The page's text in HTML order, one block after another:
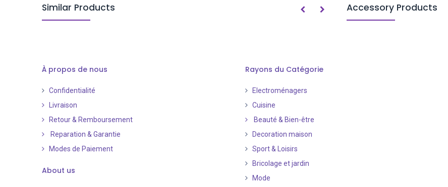
Similar Products Accessory Products
À propos de nous
Confidentialité
Livraison
Retour & Remboursement
Reparation & Garantie
Modes de Paiement​
About us
Rayons du Catégorie
Electroménagers
Cuisine
Beauté & Bien-être
Decoration maison
Sport & Loisirs
Bricolage et jardin
Mode